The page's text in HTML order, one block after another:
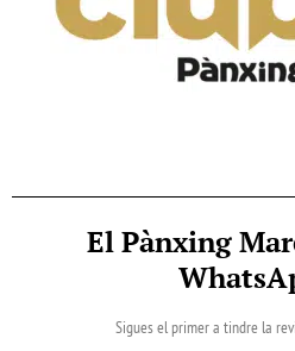
El Pànxing
Sigues el primer a tindre la